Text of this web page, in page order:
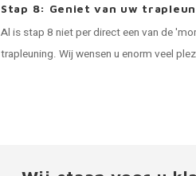
Stap 8: Geniet van uw
Al is stap 8 niet per direct een van de
trapleuning. Wij wensen u enorm veel